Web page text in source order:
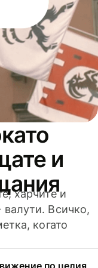
и
харчите и
валути. Всичко,
когато